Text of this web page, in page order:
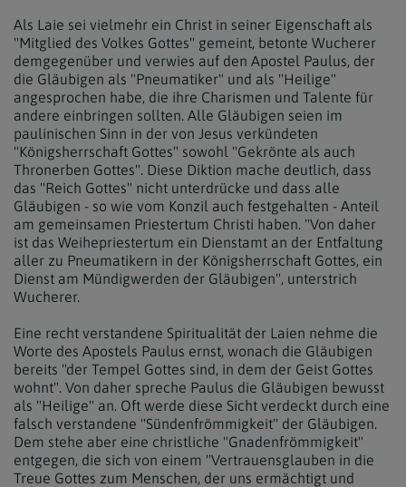
Als Laie sei vielmehr ein Christ in seiner Eigenschaft als
"Mitglied des Volkes Gottes" gemeint, betonte Wucherer
demgegenüber und verwies auf den Apostel Paulus, der
die Gläubigen als "Pneumatiker" und als "Heilige"
angesprochen habe, die ihre Charismen und Talente für
andere einbringen sollten. Alle Gläubigen seien im
paulinischen Sinn in der von Jesus verkündeten
"Königsherrschaft Gottes" sowohl "Gekrönte als auch
Thronerben Gottes". Diese Diktion mache deutlich, dass
das "Reich Gottes" nicht unterdrücke und dass alle
Gläubigen - so wie vom Konzil auch festgehalten - Anteil
am gemeinsamen Priestertum Christi haben. "Von daher
ist das Weihepriestertum ein Dienstamt an der Entfaltung
aller zu Pneumatikern in der Königsherrschaft Gottes, ein
Dienst am Mündigwerden der Gläubigen", unterstrich
Wucherer.
Eine recht verstandene Spiritualität der Laien nehme die
Worte des Apostels Paulus ernst, wonach die Gläubigen
bereits "der Tempel Gottes sind, in dem der Geist Gottes
wohnt". Von daher spreche Paulus die Gläubigen bewusst
als "Heilige" an. Oft werde diese Sicht verdeckt durch eine
falsch verstandene "Sündenfrömmigkeit" der Gläubigen.
Dem stehe aber eine christliche "Gnadenfrömmigkeit"
entgegen, die sich von einem "Vertrauensglauben in die
Treue Gottes zum Menschen, der uns ermächtigt und